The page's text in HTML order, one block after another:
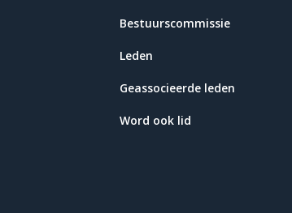
Bestuurscommissie
Leden
Geassocieerde leden
Word ook lid